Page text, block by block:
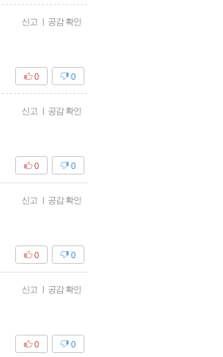
신고 | 공감 확인
0
0
신고 | 공감 확인
0
0
신고 | 공감 확인
0
0
신고 | 공감 확인
0
0